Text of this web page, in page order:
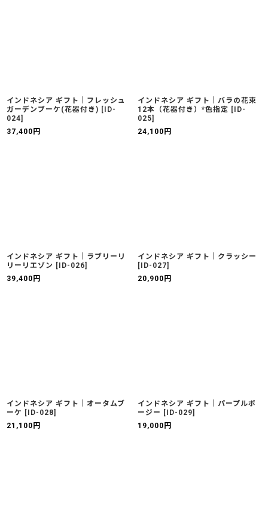
インドネシア ギフト｜フレッシュ
ガーデンブーケ(花器付き) [ ID-
024]
37,400 円
インドネシア ギフト｜バラの花束
12本（花器付き）*色指定 [ ID-
025]
24,100 円
インドネシア ギフト｜ラブリーリ
リーリエゾン
[ ID-026]
39,400 円
インドネシア ギフト｜クラッシー
[ ID-027]
20,900 円
インドネシア ギフト｜オータムブ
ーケ
[ ID-028]
21,100 円
インドネシア ギフト｜パープルポ
ージー
[ ID-029]
19,000 円